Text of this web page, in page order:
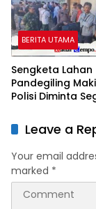
BERITA UTAMA
Sengketa Lahan
Pandegiling
Polisi Diminta
Kegaduhan Di
Leave a
Your email
marked *